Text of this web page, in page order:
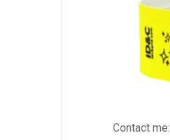
Contact me: